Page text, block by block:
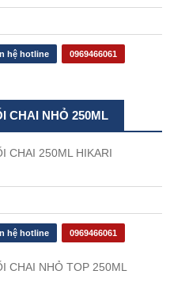
hệ hotline 0969466061
CHAI NHỎ 250ML
CHAI 250ML HIKARI
hệ hotline 0969466061
CHAI NHỎ TOP 250ML